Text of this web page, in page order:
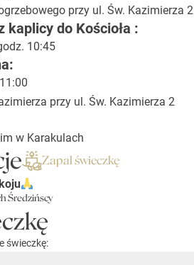
przy ul. Św. Kazimierza 2
kaplicy do Kościoła :
10:45
przy ul. Św. Kazimierza 2
w Karakulach
Zapal świeczkę
Średzińscy
świeczkę: